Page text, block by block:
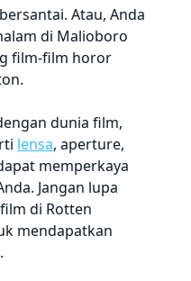
Atau, Anda
di Malioboro
film-film horor
dunia film,
lensa, aperture,
memperkaya
Jangan lupa
di Rotten
mendapatkan